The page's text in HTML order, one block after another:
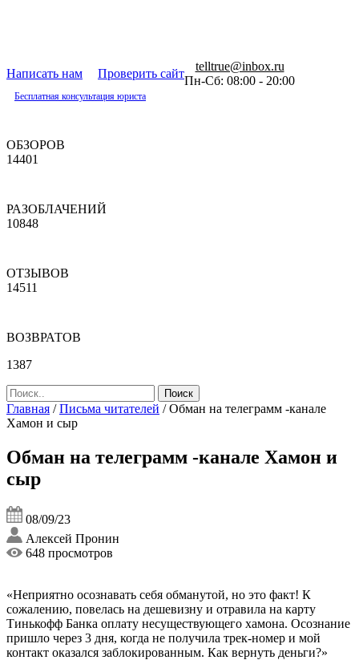
Написать нам Проверить сайт
telltrue@inbox.ru
Пн-Сб: 08:00 - 20:00
Бесплатная консультация юриста
ОБЗОРОВ
14401
РАЗОБЛАЧЕНИЙ
10848
ОТЗЫВОВ
14511
ВОЗВРАТОВ
1387
Главная /Письма читателей /Обман на телеграмм -канале
Хамон и сыр
Обман на телеграмм -канале Хамон и
сыр
08/09/23
Алексей Пронин
648 просмотров
«Неприятно осознавать себя обманутой, но это факт! К
сожалению, повелась на дешевизну и отравила на карту
Тинькофф Банка оплату несуществующего хамона. Осознание
пришло через 3 дня, когда не получила трек-номер и мой
контакт оказался заблокированным. Как вернуть деньги?»